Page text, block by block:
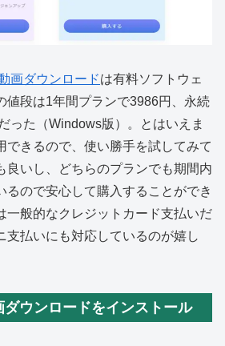
画ダウンロードは有料ソフトウェ
値段は1年間プランで3986円、永続
った（Windows版）。とはいえま
できるので、使い勝手を試してみて
良いし、どちらのプランでも期間内
るので安心して購入することができ
一般的なクレジットカード支払いだ
支払いにも対応しているのが嬉し
ウンロードをインストール